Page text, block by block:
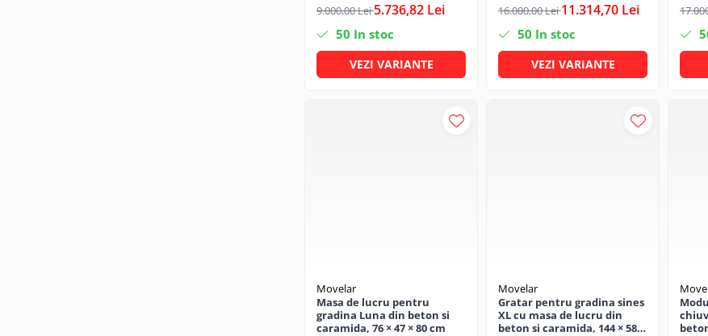
9.000,00 Lei5.736,82 Lei
50 In stoc
VEZI VARIANTE
16.000,00 Lei11.314,70 Lei
50 In stoc
VEZI VARIANTE
Movelar
Masa de lucru pentru
gradina Luna din beton si
caramida, 76 × 47 × 80 cm
Movelar
Gratar pentru gradina sines
XL cu masa de lucru din
beton si caramida, 144 × 58 ×